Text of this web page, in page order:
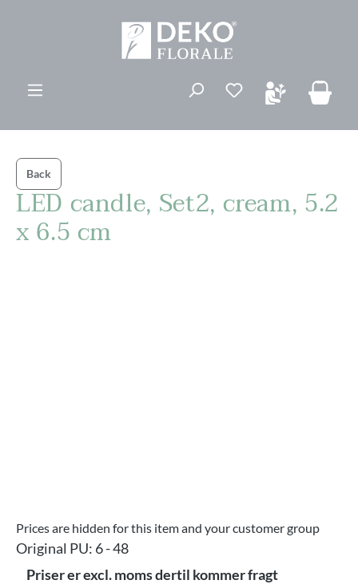
Du har 0
Back
LED candle, Set2, cream, 5.2
x 6.5 cm
Prices are hidden for this item and your customer group
Original PU: 6 - 48
Priser er excl. moms dertil kommer fragt